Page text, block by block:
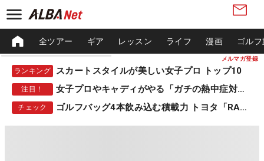
メルマガ登録
全ツアー ギア レッスン ライフ 漫画 ゴル
ランキング スカートスタイルが美しい女子プロ トップ10
注目！ 女子プロやキャディがやる「ガチの熱中症対策」
チェック ゴルフバッグ4本飲み込む積載力 トヨタ「RAV4」